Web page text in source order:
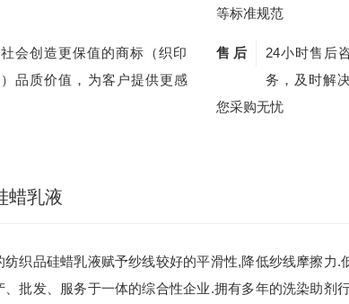
等标准规范
会创造更保值的商标（织印
品质价值，为客户提供更感
售 后
24小时售后
务，及时解
您采购无忧
蜡乳液
纺织品硅蜡乳液赋予纱线较好的平滑性,降低纱线摩擦力
、批发、服务于一体的综合性企业.拥有多年的洗染助剂